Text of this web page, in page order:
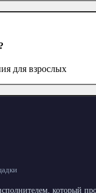
для взрослых
который